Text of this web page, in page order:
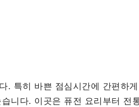
. 특히 바쁜 점심시간에 간편하
니다. 이곳은 퓨전 요리부터 전